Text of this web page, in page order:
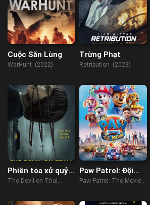
Cuộc Săn Lùng
WarHunt (2022)
Trừng Phạt
Retribution (2023)
Phiên tòa xử quỷ
ám
The Devil on Trial
Paw Patrol: Đội
Đặc Nhiệm Siêu
Paw Patrol: The Movie